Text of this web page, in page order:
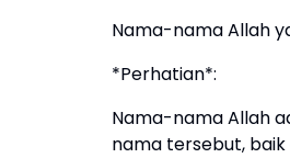
Nama-nama Allah
*Perhatian*:
Nama-nama Allah
nama tersebut,